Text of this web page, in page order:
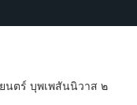
นตร์ บุพเพสันนิวาส ๒